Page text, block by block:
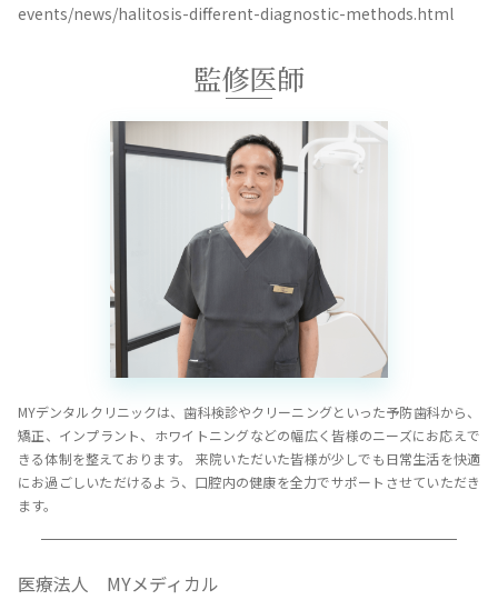
events/news/halitosis-different-diagnostic-methods.html
監修医師
MYデンタルクリニックは、歯科検診やクリーニングといった予防歯科から、
矯正、インプラント、ホワイトニングなどの幅広く皆様のニーズにお応えで
きる体制を整えております。 来院いただいた皆様が少しでも日常生活を快適
にお過ごしいただけるよう、口腔内の健康を全力でサポートさせていただき
ます。
医療法人 MYメディカル